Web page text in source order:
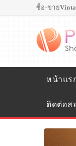
ซื้อ-ขาย
หน้าแร
ติดต่อส